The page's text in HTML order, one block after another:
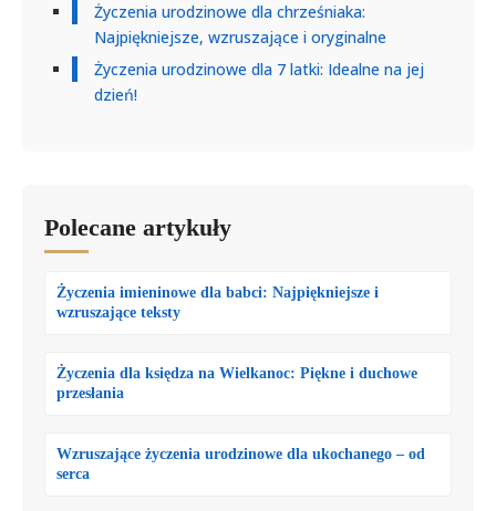
Życzenia urodzinowe dla chrześniaka:
Najpiękniejsze, wzruszające i oryginalne
Życzenia urodzinowe dla 7 latki: Idealne na jej
dzień!
Polecane artykuły
Życzenia imieninowe dla babci: Najpiękniejsze i
wzruszające teksty
Życzenia dla księdza na Wielkanoc: Piękne i duchowe
przesłania
Wzruszające życzenia urodzinowe dla ukochanego – od
serca